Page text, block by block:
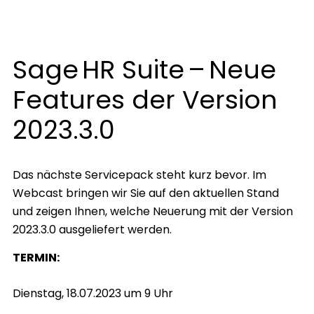
Sage HR Suite – Neue
Features der Version
2023.3.0
Das nächste Servicepack steht kurz bevor. Im
Webcast bringen wir Sie auf den aktuellen Stand
und zeigen Ihnen, welche Neuerung mit der Version
2023.3.0 ausgeliefert werden.
TERMIN:
Dienstag, 18.07.2023 um 9 Uhr